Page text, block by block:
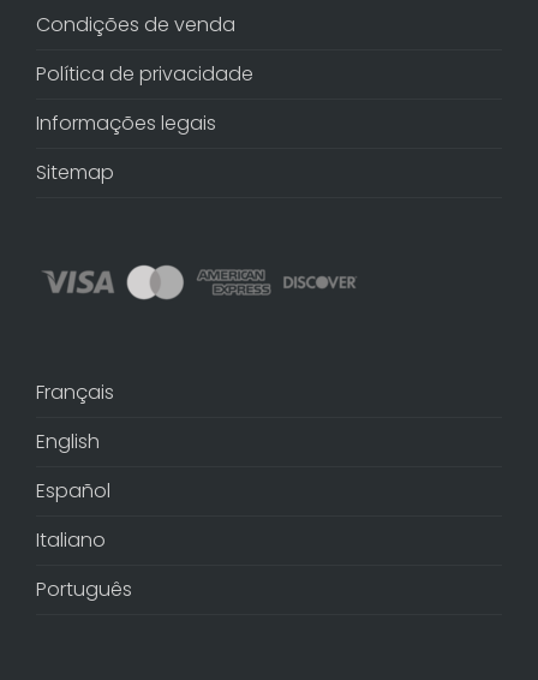
Condições de venda
Política de privacidade
Informações legais
Sitemap
Français
English
Español
Italiano
Português